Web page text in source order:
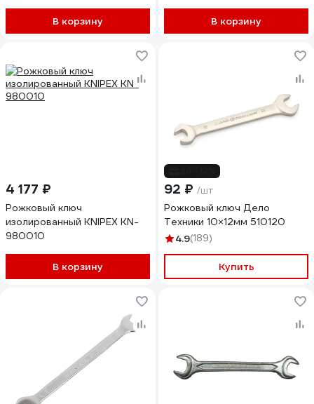
В корзину В корзину
4 177 ₽
Рожковый ключ
изолированный KNIPEX KN-
980010
В корзину
92 ₽ /шт
Рожковый ключ Дело
Техники 10×12мм 510120
4.9(189)
Купить